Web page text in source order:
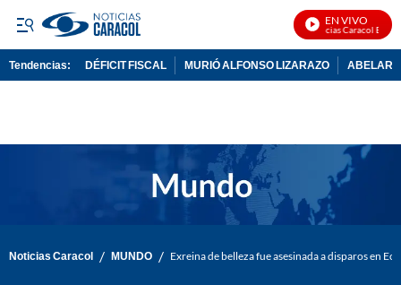
EN VIVO
Noticias Caracol En Vivo
Tendencias: DÉFICIT FISCAL MURIÓ ALFONSO LIZARAZO
Noticias Caracol / MUNDO / Exreina de belleza fue asesinada a disparos en